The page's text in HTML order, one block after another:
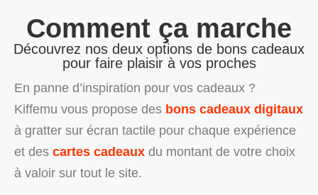
Comment ça marche
Découvrez nos deux options de bons cadeaux
pour faire plaisir à vos proches
En panne d’inspiration pour vos cadeaux ?
Kiffemu vous propose des bons cadeaux digitaux
à gratter sur écran tactile pour chaque expérience
et des cartes cadeaux du montant de votre choix
à valoir sur tout le site.